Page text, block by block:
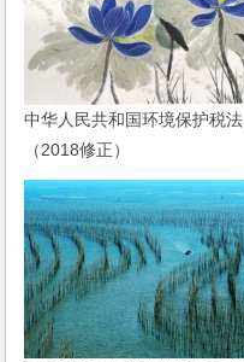
中华人民共和国环境保护税法
（2018修正）